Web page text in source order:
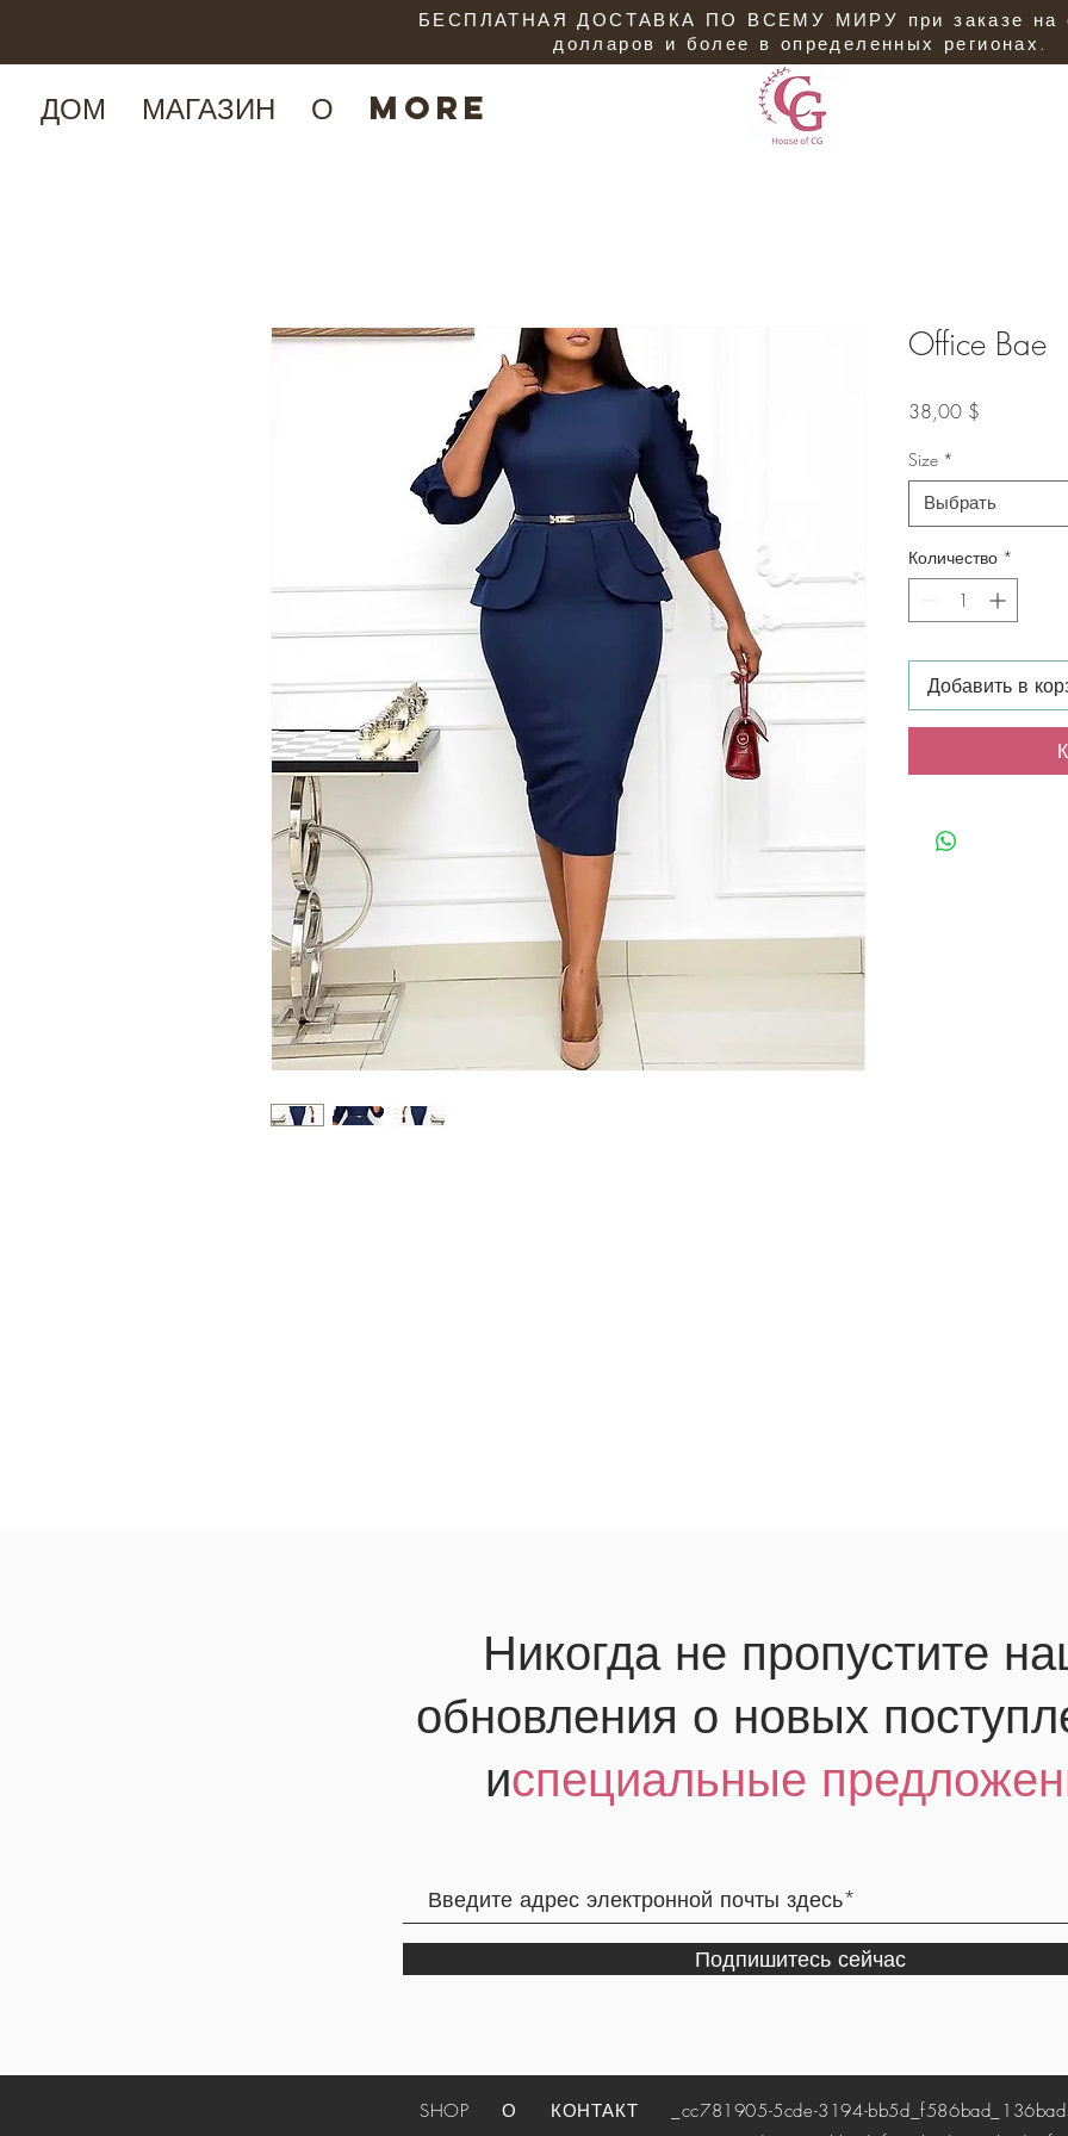
ДОМ МАГАЗИН О More
БЕСПЛАТНАЯ ДОСТАВКА ПО ВСЕМУ МИРУ при заказе на
долларов и более в определенных регионах.
Office Bae
38,00 $
Size *
Выбрать
Количество *
Добавить в
Никогда не пропустите
обновления о новых
испециальные
Подпишитесь сейчас
SHOP О КОНТАКТ _cc781905-5cde-3194-